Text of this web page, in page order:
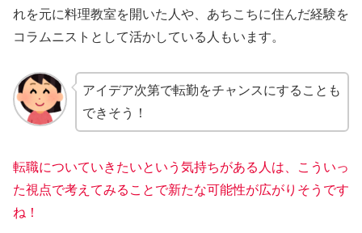
れを元に料理教室を開いた人や、あちこちに住んだ経験を
コラムニストとして活かしている人もいます。
アイデア次第で転勤をチャンスにすることも
できそう！
転職についていきたいという気持ちがある人は、こういっ
た視点で考えてみること で新たな可能性が広がりそうです
ね！